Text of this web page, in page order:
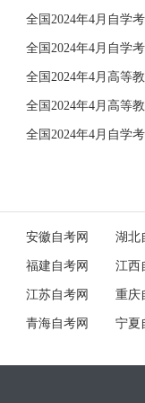
全国2024年4月自学
全国2024年4月高等
全国2024年4月高等
全国2024年4月自学
安徽自考网 湖北
福建自考网 江西
江苏自考网 重庆
青海自考网 宁夏